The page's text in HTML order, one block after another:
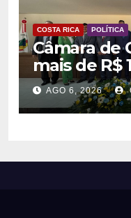
COSTA RICA POLÍTICA
Câmara de
mais de R$
emendas
emAGO 6, 2026